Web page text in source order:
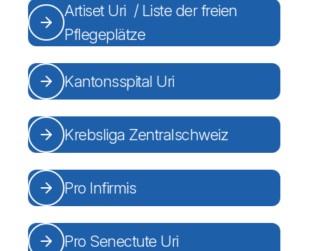
Artiset Uri / Liste der freien
Pflegeplätze
Kantonsspital Uri
Krebsliga Zentralschweiz
Pro Infirmis
Pro Senectute Uri